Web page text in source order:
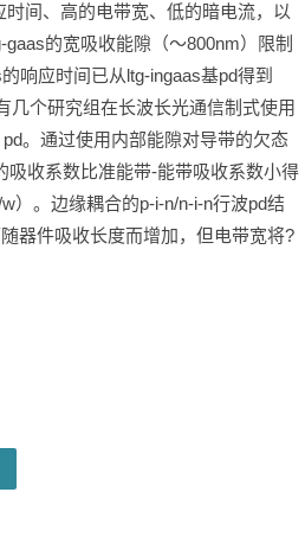
间、高的电带宽、低的暗电流，以
的宽吸收能隙（～800nm）限制
响应时间已从ltg-ingaas基pd得到
几个研究组在长波长光通信制式使用
。通过使用内部能隙对导带的欠态
吸收系数比准能带-能带吸收系数小得
）。边缘耦合的p-i-n/n-i-n行波pd结
器件吸收长度而增加，但电带宽将?